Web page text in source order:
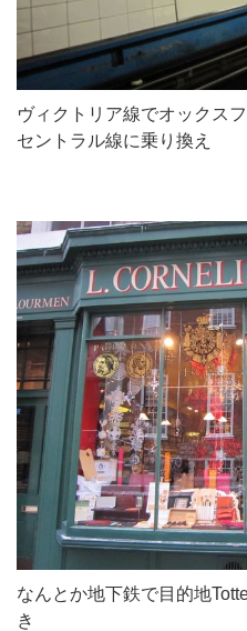
ヴィクトリア線でオックス
セントラル線に乗り換え
なんとか地下鉄で目的地
き